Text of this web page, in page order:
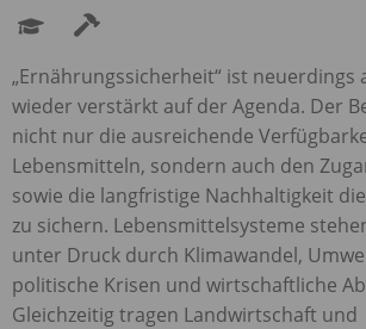
„Ernährungssicherheit“ ist neuerdings
wieder verstärkt auf der Agenda. Der
nicht nur die ausreichende
Lebensmitteln, sondern auch den
sowie die langfristige Nachhaltigkeit
zu sichern. Lebensmittelsysteme
unter Druck durch Klimawandel,
politische Krisen und wirtschaftliche
Gleichzeitig tragen Landwirtschaft und